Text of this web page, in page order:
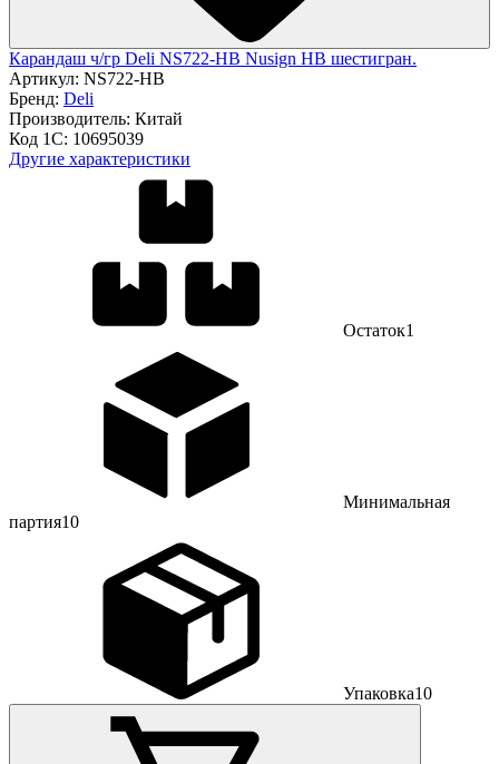
Карандаш ч/гр Deli NS722-HB Nusign HB шестигран.
Артикул: NS722-HB
Бренд: Deli
Производитель: Китай
Код 1С: 10695039
Другие характеристики
Остаток1
Минимальная
партия10
Упаковка10